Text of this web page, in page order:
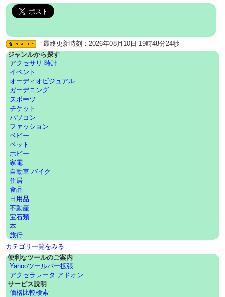
最終更新時刻：2026年08月10日 19時48分24秒
ジャンルから探す
アクセサリ 時計
イベント
オーディオビジュアル
ガーデニング
スポーツ
チケット
パソコン
ファッション
ベビー
ペット
ホビー
家電
自動車 バイク
住居
食品
日用品
不動産
宝石類
本
旅行
カテゴリ一覧をみる
便利なツールのご案内
Yahooツールバー拡張
アクセラレータ アドオン
サービス説明
価格比較検索